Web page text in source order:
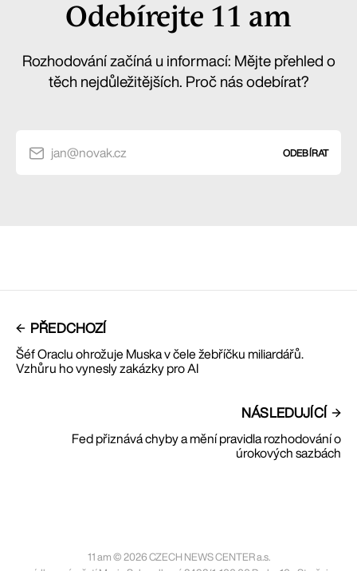
Odebírejte 11 am
Rozhodování začíná u informací: Mějte přehled o
těch nejdůležitějších. Proč nás odebírat?
jan@novak.cz ODEBÍRAT
PŘEDCHOZÍ
Šéf Oraclu ohrožuje Muska v čele žebříčku miliardářů.
Vzhůru ho vynesly zakázky pro AI
NÁSLEDUJÍCÍ
Fed přiznává chyby a mění pravidla rozhodování o
úrokových sazbách
11 am © 2026 CZECH NEWS CENTER a.s.